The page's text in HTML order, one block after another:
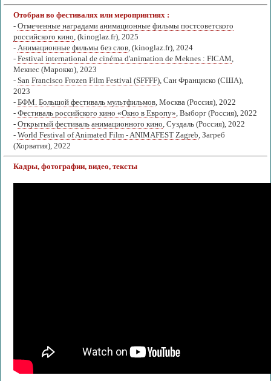
Отобран во фестивалях или мероприятиях :
- Отмеченные наградами анимационные фильмы постсоветского
российского кино, (kinoglaz.fr), 2025
- Анимационные фильмы без слов, (kinoglaz.fr), 2024
- Festival international de cinéma d'animation de Meknes : FICAM,
Мекнес (Марокко), 2023
- San Francisco Frozen Film Festival (SFFFF), Сан Франциско (США),
2023
- БФМ. Большой фестиваль мультфильмов, Москва (Россия), 2022
- Фестиваль российского кино «Окно в Европу», Выборг (Россия), 2022
- Открытый фестиваль анимационного кино, Суздаль (Россия), 2022
- World Festival of Animated Film - ANIMAFEST Zagreb, Загреб
(Хорватия), 2022
Кадры, фотографии, видео, тексты